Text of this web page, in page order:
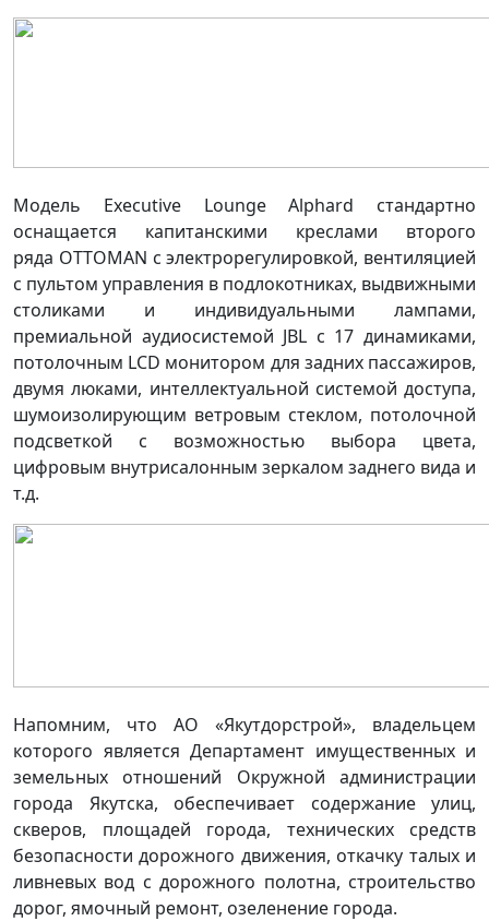
Модель Executive Lounge Alphard стандартно
оснащается капитанскими креслами второго
ряда OTTOMAN с электрорегулировкой, вентиляцией
с пультом управления в подлокотниках, выдвижными
столиками и индивидуальными лампами,
премиальной аудиосистемой JBL с 17 динамиками,
потолочным LCD монитором для задних пассажиров,
двумя люками, интеллектуальной системой доступа,
шумоизолирующим ветровым стеклом, потолочной
подсветкой с возможностью выбора цвета,
цифровым внутрисалонным зеркалом заднего вида и
т.д.
Напомним, что АО «Якутдорстрой», владельцем
которого является Департамент имущественных и
земельных отношений Окружной администрации
города Якутска, обеспечивает содержание улиц,
скверов, площадей города, технических средств
безопасности дорожного движения, откачку талых и
ливневых вод с дорожного полотна, строительство
дорог, ямочный ремонт, озеленение города.